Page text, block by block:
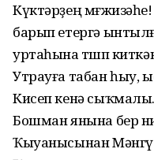
Күктәрҙең
барып етергә
уртаһына төшөп
Утрауға табан һыу,
Кисеп кенә
Бошман янына бер
Ҡыуанысынан Мәнгү